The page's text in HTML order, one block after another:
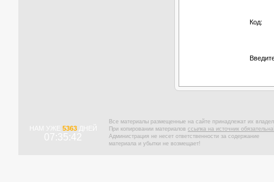
Код:
НАМ УЖЕ 5363ДНЕЙ
07:35:43
Все материалы размещенные на сайте принадлежат их
При копировании материалов ссылка на источник
Администрация не несет ответственности за содержание
материала и убытки не возмещает!